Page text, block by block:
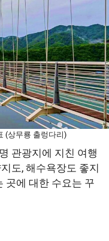
(상무룡 출렁다리)
관광지에 지친 여행
도, 해수욕장도 좋지
곳에 대한 수요는 꾸